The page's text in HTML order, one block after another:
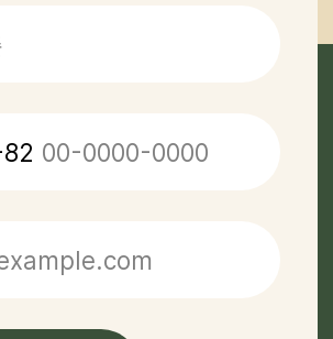
© 모든 권리 보유